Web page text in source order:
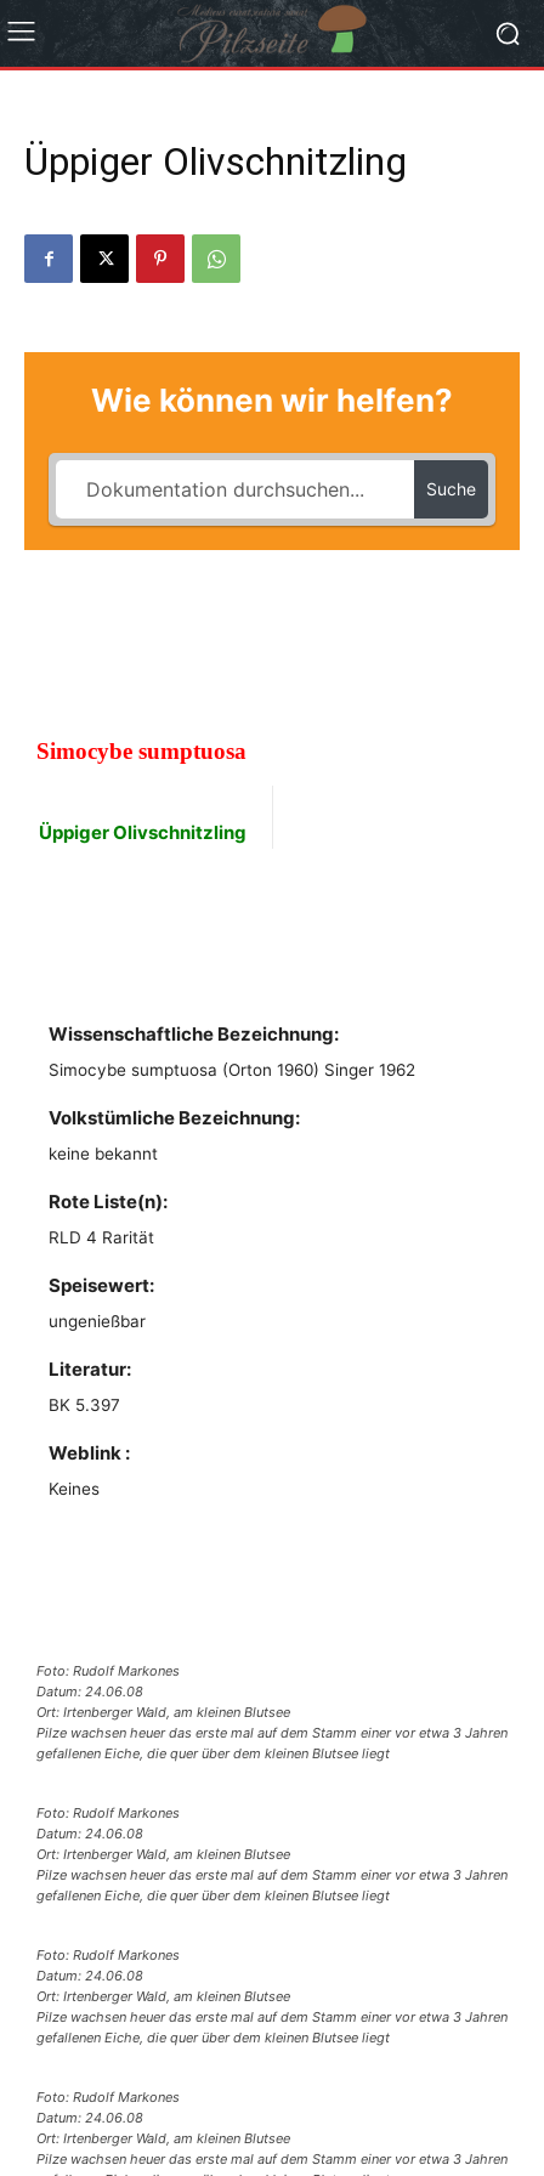
Üppiger Olivschnitzling
Wie können wir helfen?
Suche
Simocybe sumptuosa
Üppiger Olivschnitzling
Wissenschaftliche Bezeichnung:
Simocybe sumptuosa (Orton 1960) Singer 1962
Volkstümliche Bezeichnung:
keine bekannt
Rote Liste(n):
RLD 4 Rarität
Speisewert:
ungenießbar
Literatur:
BK 5.397
Weblink :
Keines
Foto: Rudolf Markones
Datum: 24.06.08
Ort: Irtenberger Wald, am kleinen Blutsee
Pilze wachsen heuer das erste mal auf dem Stamm einer vor etwa 3 Jahren
gefallenen Eiche, die quer über dem kleinen Blutsee liegt
Foto: Rudolf Markones
Datum: 24.06.08
Ort: Irtenberger Wald, am kleinen Blutsee
Pilze wachsen heuer das erste mal auf dem Stamm einer vor etwa 3 Jahren
gefallenen Eiche, die quer über dem kleinen Blutsee liegt
Foto: Rudolf Markones
Datum: 24.06.08
Ort: Irtenberger Wald, am kleinen Blutsee
Pilze wachsen heuer das erste mal auf dem Stamm einer vor etwa 3 Jahren
gefallenen Eiche, die quer über dem kleinen Blutsee liegt
Foto: Rudolf Markones
Datum: 24.06.08
Ort: Irtenberger Wald, am kleinen Blutsee
Pilze wachsen heuer das erste mal auf dem Stamm einer vor etwa 3 Jahren